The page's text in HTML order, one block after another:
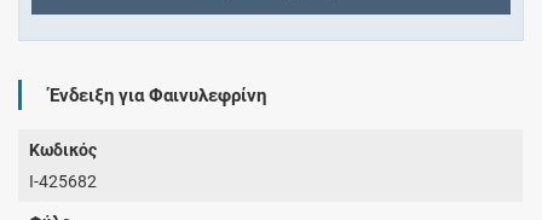
Ένδειξη για Φαινυλεφρίνη
Κωδικός
I-425682